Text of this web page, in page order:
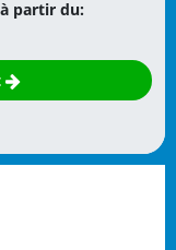
partir du: